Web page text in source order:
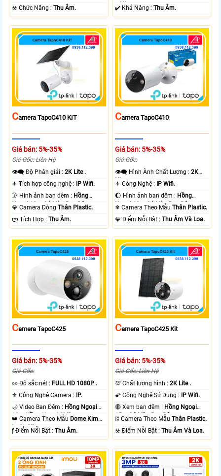
️☣️ Chức Năng :Thu Âm. + Nhựa. ️✔️ Khả Năng :Thu Âm.
CAmera TapoC410 KIT
Giá bán: 5%-35%
Giá Gốc: Liên Hệ
👁️‍🗨 Độ Phân giải :2K Lite .
⚜️ Tích hợp công nghệ :
IP Wifi.
🌛 Hình ảnh ban đêm : Hồng
Ngoại 10m Có Màu Ban Ðêm.
💎 Camera DòngThân Plastic.
️ლ Tích Hợp :Thu Âm.
CAmera TapoC410
Giá bán: 5%-35%
Giá Gốc:
👁️‍🗨 Hình Ành Chất Lượng :2K
Lite .
⚜️ Công Nghệ :
IP Wifi.
🌔 Hình ảnh ban đêm : Hồng
Ngoại 10m Có Màu Ban Ðêm.
❄ Camera Theo MẫuThân Plastic.
️💎 Điểm Nỗi Bật :Thu Âm Và Loa.
CAmera TapoC425
Giá bán: 5%-35%
Giá Gốc:
️👀 Độ sắc nét : FULL HD 1080P .
⚜️ Công Nghệ Camera :
IP.
🌙 Video Ban Đêm : Hồng Ngoại
10m Hồng Ngoại SMD.
👑 Camera Theo Mẫu Dome Kim
loại + Nhựa.
️ƒ Điểm Nỗi Bật :Thu Âm.
CAmera TapoC425 Kit
Giá bán: 5%-35%
Giá Gốc: Liên Hệ
💯 Chất lượng hình :2K Lite .
🌠 Công Nghệ Sử Dụng :
IP Wifi.
🔴 Xem ban đêm : Hồng Ngoại
15m Có Màu Ban Ðêm.
⛓ Camera Theo MẫuThân Plastic.
️☣️ Điểm Nỗi Bật :Thu Âm Và Loa.